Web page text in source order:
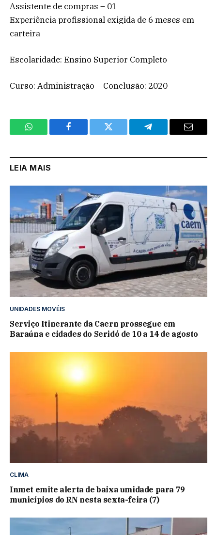
Assistente de compras – 01
Experiência profissional exigida de 6 meses em
carteira
Escolaridade: Ensino Superior Completo
Curso: Administração – Conclusão: 2020
WhatsApp Facebook Twitter Telegram Email
LEIA MAIS
UNIDADES MOVÉIS
Serviço Itinerante da Caern prossegue em
Baraúna e cidades do Seridó de 10 a 14 de agosto
CLIMA
Inmet emite alerta de baixa umidade para 79
municípios do RN nesta sexta-feira (7)